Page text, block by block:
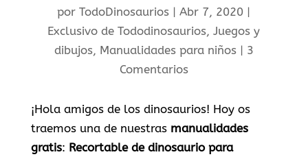
porTodoDinosaurios |Abr 7, 2020 |
Exclusivo de Tododinosaurios,Juegos y
dibujos, Manualidades para niños| 3
Comentarios
¡Hola amigos de los dinosaurios! Hoy os
traemos una de nuestras manualidades
gratis: Recortable de dinosaurio para